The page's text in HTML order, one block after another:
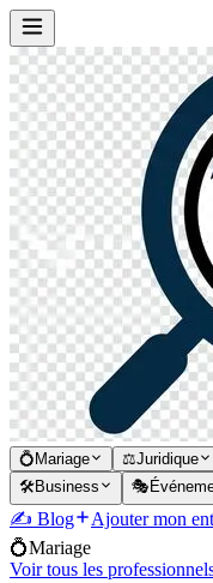
💍 Mariage ⚖️Juridique
🛠️Business 🎭
✍️ Blog Ajouter mon
💍Mariage
Voir tous les